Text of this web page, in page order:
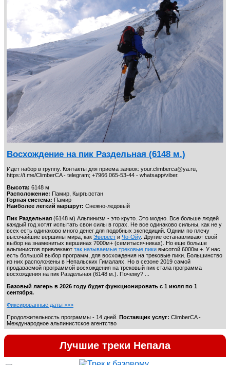
Едем на Иссык-Куль
Пансионаты на побережье Иссык-Куля 27
Треки Кыргызстан
Туры, треккинг и экспедиции в Центральной Азии
Программы Снежный барс 13
Активный отдых Кыргызстан 23
Иссык-Куль. Экскурсии и треки 9
Восхождение на пик Раздельная (6148 м.)
Идет набор в группу. Контакты для приема заявок: your.climberca@ya.ru,
https://t.me/ClimberCA - telegram; +7966 065-53-44 - whatsapp/viber.
Высота: 6148 м
Расположение: Памир, Кыргызстан
Горная система: Памир
Наиболее легкий маршрут: Снежно-ледовый
Пик Раздельная (6148 м) Альпинизм - это круто. Это модно. Все больше людей
каждый год хотят испытать свои силы в горах. Не все одинаково сильны, как не у
всех есть одинаково много денег для подобных экспедиций. Одним по плечу
высочайшие вершины мира, как Эверест и Чо-Ойу. Другие останавливают свой
выбор на знаменитых вершинах 7000м+ (семитысячниках). Но еще больше
альпинистов привлекают так называемые трековые пики высотой 6000м +. У нас
есть большой выбор программ, для восхождения на трековые пики. Большинство
из них расположены в Непальских Гималаях. Но в сезоне 2019 самой
продаваемой программой восхождения на трековый пик стала программа
восхождения на пик Раздельная (6148 м.). Почему? ...
Базовый лагерь в 2026 году будет функционировать с 1 июля по 1
сентября.
Фиксированные даты >>>
Продолжительность программы - 14 дней. Поставщик услуг: ClimberCA -
Международное альпинистское агентство
Лучшие треки Непала